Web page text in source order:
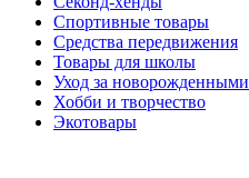
Спортивные товары
Средства передвижения
Товары для школы
Уход за новорожденными
Хобби и творчество
Экотовары